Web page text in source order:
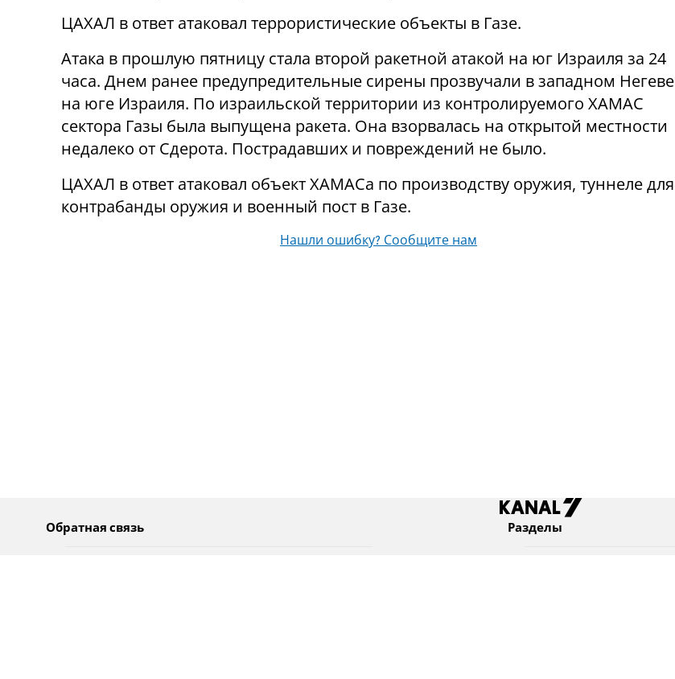
ЦАХАЛ в ответ атаковал террористические объекты в Газе.
Атака в прошлую пятницу стала второй ракетной атакой на юг Израиля за 24
часа. Днем ранее предупредительные сирены прозвучали в западном Негеве
на юге Израиля. По израильской территории из контролируемого ХАМАС
сектора Газы была выпущена ракета. Она взорвалась на открытой местности
недалеко от Сдерота. Пострадавших и повреждений не было.
ЦАХАЛ в ответ атаковал объект ХАМАСа по производству оружия, туннеле для
контрабанды оружия и военный пост в Газе.
Нашли ошибку? Сообщите нам
Обратная связь Разделы